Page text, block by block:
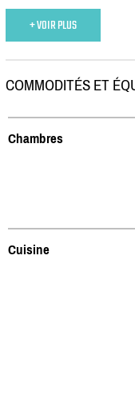
+ VOIR PLUS
COMMODITÉS ET
Chambres
Cuisine